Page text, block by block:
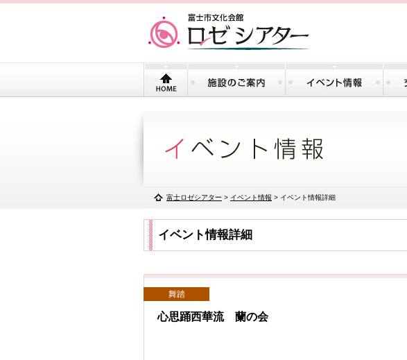
富士ロゼシアター > イベント情報 > イベント情報詳細
イベント情報詳細
舞踏
心思踊西華流 蘭の会